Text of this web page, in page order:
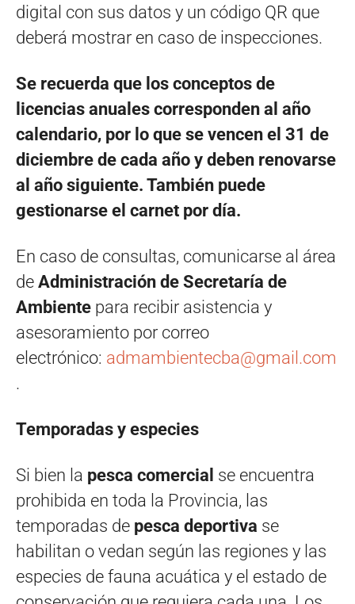
digital con sus datos y un código QR que
deberá mostrar en caso de inspecciones.
Se recuerda que los conceptos de
licencias anuales corresponden al año
calendario, por lo que se vencen el 31 de
diciembre de cada año y deben renovarse
al año siguiente. También puede
gestionarse el carnet por día.
En caso de consultas, comunicarse al área
de Administración de Secretaría de
Ambiente para recibir asistencia y
asesoramiento por correo
electrónico: admambientecba@gmail.com
.
Temporadas y especies
Si bien la pesca comercial se encuentra
prohibida en toda la Provincia, las
temporadas de pesca deportiva se
habilitan o vedan según las regiones y las
especies de fauna acuática y el estado de